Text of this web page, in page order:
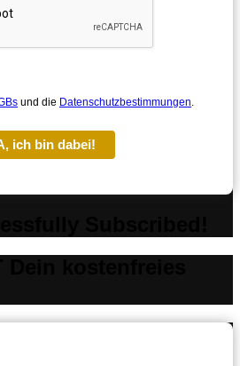
und die Datenschutzbestimmungen.
ich bin dabei!